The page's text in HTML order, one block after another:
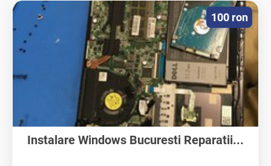
Instalare Windows Bucuresti Reparatii...
100 ron